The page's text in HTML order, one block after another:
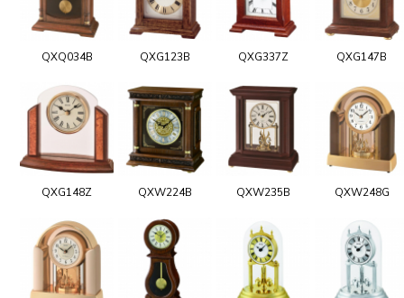
QXQ034B QXG123B QXG337Z QXG147B
QXG148Z QXW224B QXW235B QXW248G